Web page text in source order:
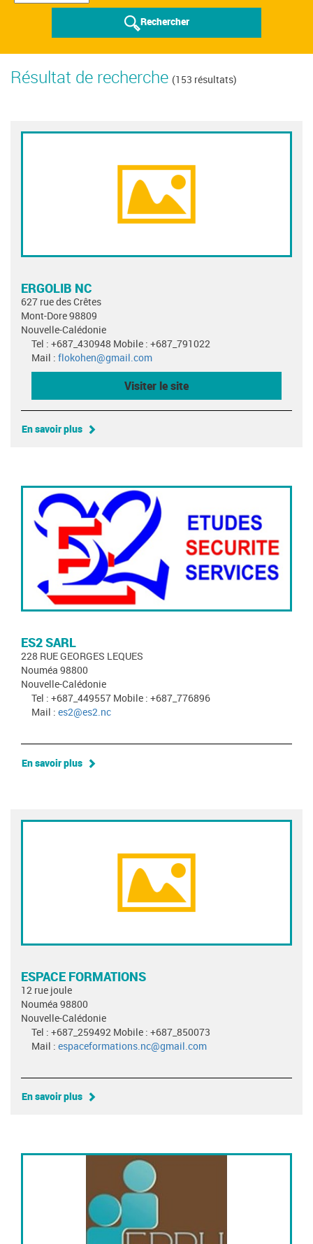
Rechercher
Résultat de recherche (153 résultats)
ERGOLIB NC
627 rue des Crêtes
Mont-Dore 98809
Nouvelle-Calédonie
Tel : +687_430948 Mobile : +687_791022
Mail : flokohen@gmail.com
Visiter le site
En savoir plus
ES2 SARL
228 RUE GEORGES LEQUES
Nouméa 98800
Nouvelle-Calédonie
Tel : +687_449557 Mobile : +687_776896
Mail : es2@es2.nc
En savoir plus
ESPACE FORMATIONS
12 rue joule
Nouméa 98800
Nouvelle-Calédonie
Tel : +687_259492 Mobile : +687_850073
Mail : espaceformations.nc@gmail.com
En savoir plus